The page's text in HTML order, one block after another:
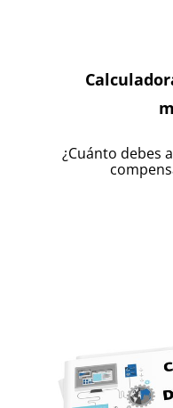
¿Cuánto debes